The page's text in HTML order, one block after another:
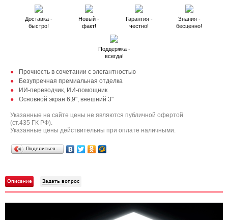
Доставка -
быстро!
Новый -
факт!
Гарантия -
честно!
Знания -
бесценно!
Поддержка -
всегда!
Прочность в сочетании с элегантностью
Безупречная премиальная отделка
ИИ-переводчик, ИИ-помощник
Основной экран 6,9", внешний 3"
Указанные на сайте цены не являются публичной офертой
(ст.435 ГК РФ).
Указанные цены действительны при оплате наличными.
Поделиться…
Описание Задать вопрос